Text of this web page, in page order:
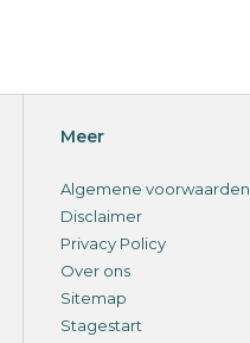
Meer
Algemene voorwaarden
Disclaimer
Privacy Policy
Over ons
Sitemap
Stagestart